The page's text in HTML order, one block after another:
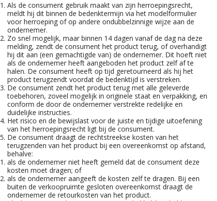
Als de consument gebruik maakt van zijn herroepingsrecht,
meldt hij dit binnen de bedenktermijn via het modelformulier
voor herroeping of op andere ondubbelzinnige wijze aan de
ondernemer.
Zo snel mogelijk, maar binnen 14 dagen vanaf de dag na deze
melding, zendt de consument het product terug, of overhandigt
hij dit aan (een gemachtigde van) de ondernemer. Dit hoeft niet
als de ondernemer heeft aangeboden het product zelf af te
halen. De consument heeft op tijd geretourneerd als hij het
product terugzendt voordat de bedenktijd is verstreken.
De consument zendt het product terug met alle geleverde
toebehoren, zoveel mogelijk in originele staat en verpakking, en
conform de door de ondernemer verstrekte redelijke en
duidelijke instructies.
Het risico en de bewijslast voor de juiste en tijdige uitoefening
van het herroepingsrecht ligt bij de consument.
De consument draagt de rechtstreekse kosten van het
terugzenden van het product bij een overeenkomst op afstand,
behalve:
als de ondernemer niet heeft gemeld dat de consument deze
kosten moet dragen; of
als de ondernemer aangeeft de kosten zelf te dragen. Bij een
buiten de verkoopruimte gesloten overeenkomst draagt de
ondernemer de retourkosten van het product.